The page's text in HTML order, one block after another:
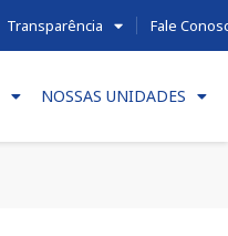
Transparência Fale
NOSSAS UNIDADES